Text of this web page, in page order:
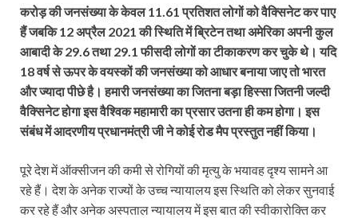
करोड़ की जनसंख्या के केवल 11.61 प्रतिशत लोगों को वैक्सि‍नेट कर पाए
हैं जबकि 12 अप्रैल 2021 की स्थिति में ब्रिटेन तथा अमेरिका अपनी कुल
आबादी के 29.6 तथा 29.1 फीसदी लोगों का टीकाकरण कर चुके थे। यदि
18 वर्ष से ऊपर के वयस्कों की जनसंख्या को आधार बनाया जाए तो भारत
और ज्यादा पीछे है। हमारी जनसंख्या का जितना बड़ा हिस्सा जितनी जल्दी
वैक्सि‍नेट होगा इस वैश्विक महामारी का प्रसार उतना ही कम होगा। इस
संबंध में आदरणीय प्रधानमंत्री जी ने कोई रोड मैप प्रस्तुत नहीं किया।
पूरे देश में ऑक्सीजन की कमी से रोगियों की मृत्यु के भयावह दृश्य सामने आ
रहे हैं। देश के अनेक राज्यों के उच्च न्यायालय इस स्थिति को लेकर सुनवाई
कर रहे हैं और अनेक अस्पताल न्यायालय में इस बात की स्वीकारोक्ति कर